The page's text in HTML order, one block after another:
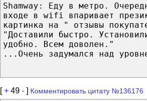
Shamway: Еду в метро.
входе в wifi впаривает
картинка на " отзывы
"Доставили быстро.
удобно. Всем доволен."
...Очень задумался над
[+ 49 - ] Комментировать цитату №136176